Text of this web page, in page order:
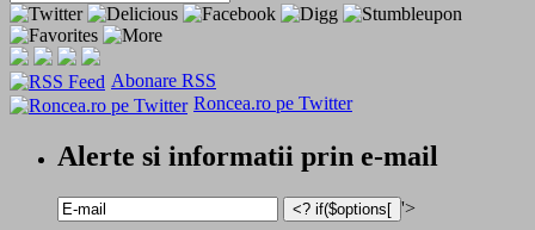
Abonare RSS
Roncea.ro pe Twitter
Alerte si informatii prin e-mail
'>